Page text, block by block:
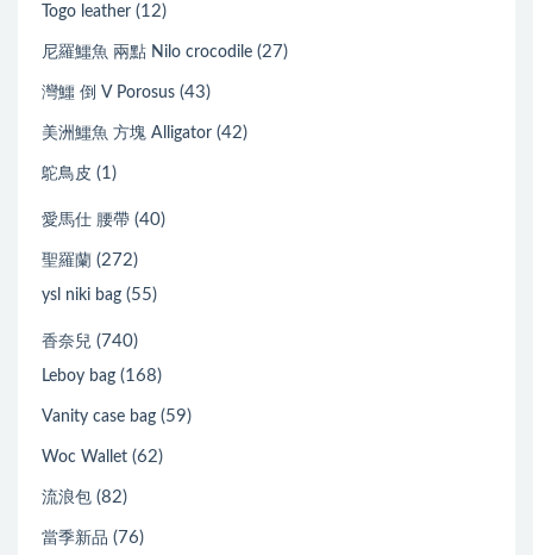
Togo leather (12)
尼羅鱷魚 兩點 Nilo crocodile (27)
灣鱷 倒 V Porosus (43)
美洲鱷魚 方塊 Alligator (42)
鴕鳥皮 (1)
愛馬仕 腰帶 (40)
聖羅蘭 (272)
ysl niki bag (55)
香奈兒 (740)
Leboy bag (168)
Vanity case bag (59)
Woc Wallet (62)
流浪包 (82)
當季新品 (76)